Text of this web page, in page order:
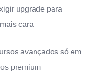
upgrade para
cara
avançados só em
premium